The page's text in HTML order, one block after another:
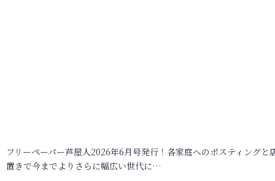
フリーペーパー芦屋人2026年6月号発行！各家庭へのポスティングと
置きで今までよりさらに幅広い世代に…